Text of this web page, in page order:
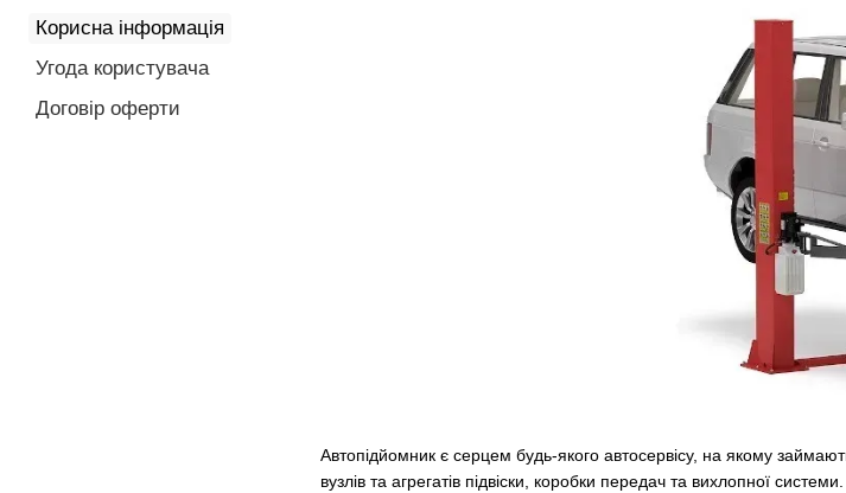
Автопідйомник є серцем будь-якого автосервісу, на якому
вузлів та агрегатів підвіски, коробки передач та вихлопної
Корисна інформація
Угода користувача
Договір оферти